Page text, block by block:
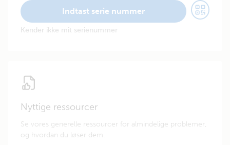
Indtast serie nummer
Kender ikke mit serienummer
Nyttige ressourcer
Se vores generelle ressourcer for almindelige problemer,
og hvordan du løser dem.